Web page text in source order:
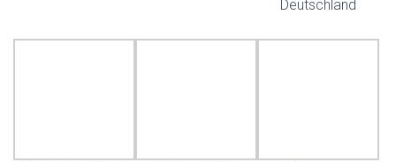
Deutschland